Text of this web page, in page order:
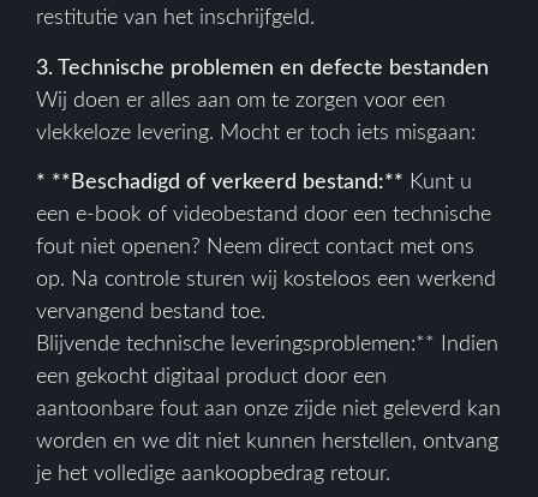
restitutie van het inschrijfgeld.
3. Technische problemen en defecte bestanden
Wij doen er alles aan om te zorgen voor een
vlekkeloze levering. Mocht er toch iets misgaan:
* **Beschadigd of verkeerd bestand:** Kunt u
een e-book of videobestand door een technische
fout niet openen? Neem direct contact met ons
op. Na controle sturen wij kosteloos een werkend
vervangend bestand toe.
Blijvende technische leveringsproblemen:** Indien
een gekocht digitaal product door een
aantoonbare fout aan onze zijde niet geleverd kan
worden en we dit niet kunnen herstellen, ontvang
je het volledige aankoopbedrag retour.